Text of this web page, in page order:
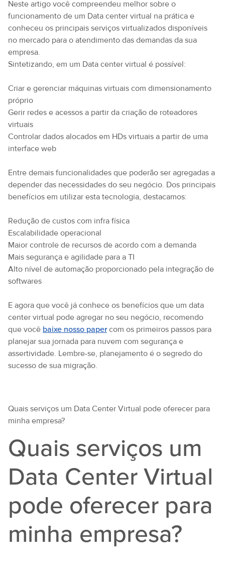
Neste artigo você compreendeu melhor sobre o
funcionamento de um Data center virtual na prática e
conheceu os principais serviços virtualizados disponíveis
no mercado para o atendimento das demandas da sua
empresa.
Sintetizando, em um Data center virtual é possível:
Criar e gerenciar máquinas virtuais com dimensionamento
próprio
Gerir redes e acessos a partir da criação de roteadores
virtuais
Controlar dados alocados em HDs virtuais a partir de uma
interface web
Entre demais funcionalidades que poderão ser agregadas a
depender das necessidades do seu negócio. Dos principais
benefícios em utilizar esta tecnologia, destacamos:
Redução de custos com infra física
Escalabilidade operacional
Maior controle de recursos de acordo com a demanda
Mais segurança e agilidade para a TI
Alto nível de automação proporcionado pela integração de
softwares
E agora que você já conhece os benefícios que um data
center virtual pode agregar no seu negócio, recomendo
que você baixe nosso papercom os primeiros passos para
planejar sua jornada para nuvem com segurança e
assertividade. Lembre-se, planejamento é o segredo do
sucesso de sua migração.
Quais serviços um Data Center Virtual pode oferecer para
minha empresa?
Quais serviços um
Data Center Virtual
pode oferecer para
minha empresa?